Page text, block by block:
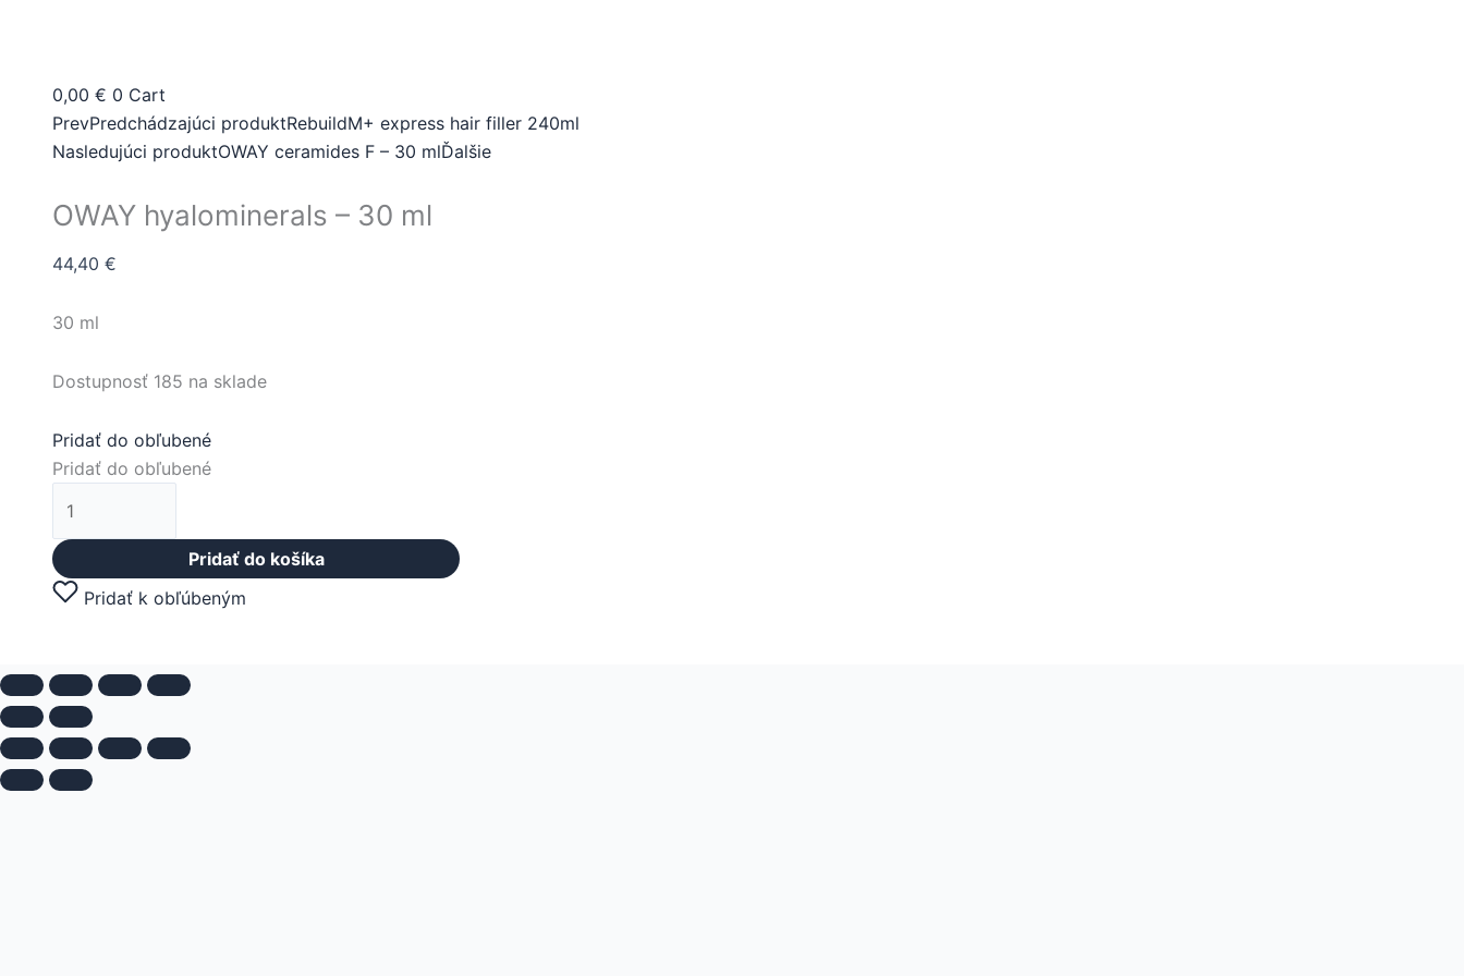
0,00 € 0 Cart
PrevPredchádzajúci produktRebuildM+ express hair filler 240ml
Nasledujúci produktOWAY ceramides F – 30 mlĎalšie
OWAY hyalominerals – 30 ml
44,40 €
30 ml
Dostupnosť 185 na sklade
Pridať do obľubené
Pridať do obľubené
-
30
ml
Pridať do košíka
Pridať k obľúbeným